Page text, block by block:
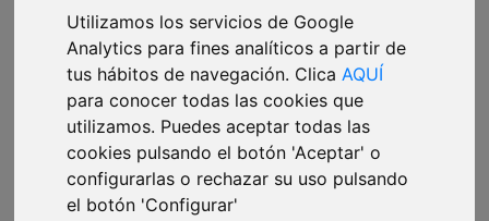
Utilizamos los servicios de Google
Analytics para fines analíticos a partir de
tus hábitos de navegación. ClicaAQUÍ
para conocer todas las cookies que
utilizamos. Puedes aceptar todas las
cookies pulsando el botón 'Aceptar' o
configurarlas o rechazar su uso pulsando
el botón 'Configurar'
Memoria
Un podcast documental para recordar lo que
ocurrió y ponerle voz y datos a lo que vino
después